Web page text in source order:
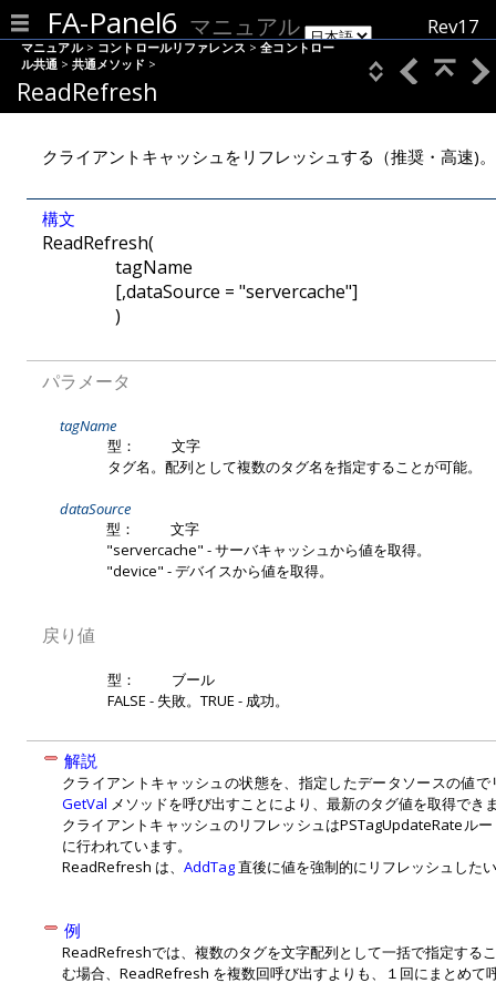
FA-Panel6 マニュアル Rev17